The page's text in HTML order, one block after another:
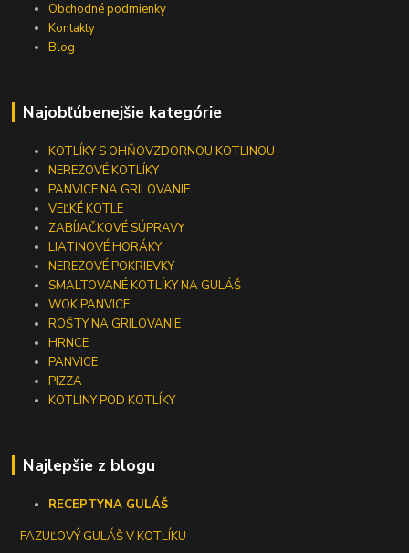
Obchodné podmienky
Kontakty
Blog
Najobľúbenejšie kategórie
KOTLÍKY S OHŇOVZDORNOU KOTLINOU
NEREZOVÉ KOTLÍKY
PANVICE NA GRILOVANIE
VEĽKÉ KOTLE
ZABÍJAČKOVÉ SÚPRAVY
LIATINOVÉ HORÁKY
NEREZOVÉ POKRIEVKY
SMALTOVANÉ KOTLÍKY NA GULÁŠ
WOK PANVICE
ROŠTY NA GRILOVANIE
HRNCE
PANVICE
PIZZA
KOTLINY POD KOTLÍKY
Najlepšie z blogu
RECEPTYNA GULÁŠ
-FAZUĽOVÝ GULÁŠ V KOTLÍKU